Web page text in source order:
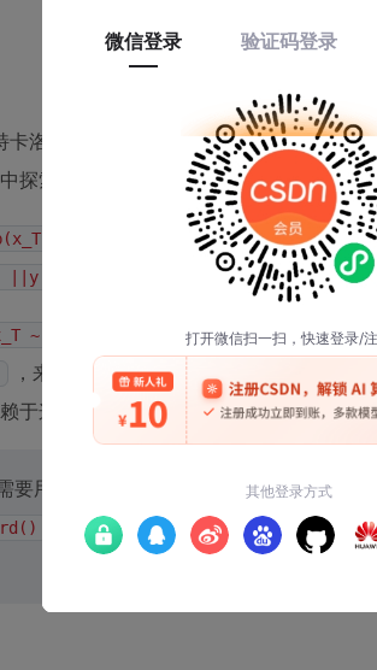
洛的框架中。HMC是一种利用目标分布
探索，能够有效处理高维、复杂的分布。
| y) ，其对数形式（即我们需要计算
||y - A(D(x_T))||^2 )
~ N(0, I)
），第二部分就是我们刚
，来指导采样过程在潜空间中的运动。
于这个梯度。
要用到链式法则，因为 D(x_T)
是一个
）来实现。在实际编码中，你需要确